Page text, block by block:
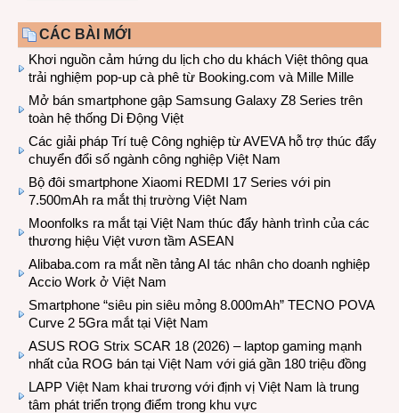
CÁC BÀI MỚI
Khơi nguồn cảm hứng du lịch cho du khách Việt thông qua
trải nghiệm pop-up cà phê từ Booking.com và Mille Mille
Mở bán smartphone gập Samsung Galaxy Z8 Series trên
toàn hệ thống Di Động Việt
Các giải pháp Trí tuệ Công nghiệp từ AVEVA hỗ trợ thúc đẩy
chuyển đổi số ngành công nghiệp Việt Nam
Bộ đôi smartphone Xiaomi REDMI 17 Series với pin
7.500mAh ra mắt thị trường Việt Nam
Moonfolks ra mắt tại Việt Nam thúc đẩy hành trình của các
thương hiệu Việt vươn tầm ASEAN
Alibaba.com ra mắt nền tảng AI tác nhân cho doanh nghiệp
Accio Work ở Việt Nam
Smartphone “siêu pin siêu mỏng 8.000mAh” TECNO POVA
Curve 2 5Gra mắt tại Việt Nam
ASUS ROG Strix SCAR 18 (2026) – laptop gaming mạnh
nhất của ROG bán tại Việt Nam với giá gần 180 triệu đồng
LAPP Việt Nam khai trương với định vị Việt Nam là trung
tâm phát triển trọng điểm trong khu vực